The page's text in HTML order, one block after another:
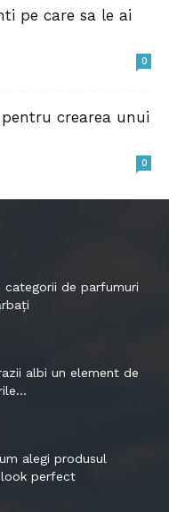
pe care sa le ai
0
crearea unui
0
categorii de parfumuri
albi un element de
alegi produsul
perfect